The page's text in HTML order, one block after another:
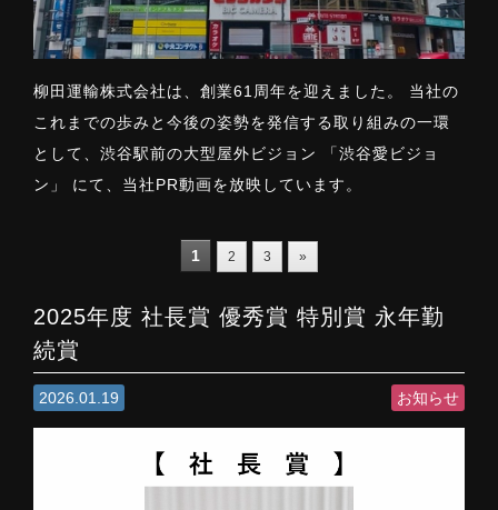
柳田運輸株式会社は、創業61周年を迎えました。 当社の
これまでの歩みと今後の姿勢を発信する取り組みの一環
として、渋谷駅前の大型屋外ビジョン 「渋谷愛ビジョ
ン」 にて、当社PR動画を放映しています。
1 2 3 »
2025年度 社長賞 優秀賞 特別賞 永年勤
続賞
2026.01.19 お知らせ